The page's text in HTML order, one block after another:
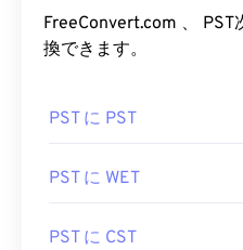
FreeConvert.com 、
換できます。
PST に PST
PST に WET
PST に CST